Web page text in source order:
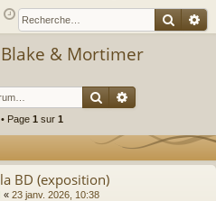
xi eg
e
c
& Mortimer
Rechercher
Page 1 sur 1
BD (exposition)
« 23 janv. 2026, 10:38